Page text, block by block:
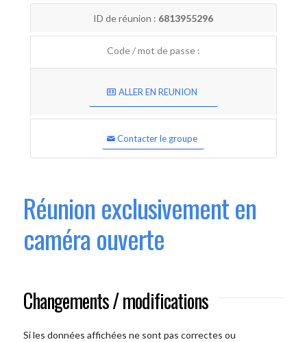
ID de réunion : 6813955296
Code / mot de passe :
ALLER EN REUNION
Contacter le groupe
Réunion exclusivement en
caméra ouverte
Changements / modifications
Si les données affichées ne sont pas correctes ou